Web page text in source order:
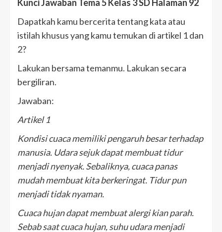
Kunci Jawaban Tema 5 Kelas 3 SD Halaman 92
Dapatkah kamu bercerita tentang kata atau
istilah khusus yang kamu temukan di artikel 1 dan
2?
Lakukan bersama temanmu. Lakukan secara
bergiliran.
Jawaban:
Artikel 1
Kondisi cuaca memiliki pengaruh besar terhadap
manusia. Udara sejuk dapat membuat tidur
menjadi nyenyak. Sebaliknya, cuaca panas
mudah membuat kita berkeringat. Tidur pun
menjadi tidak nyaman.
Cuaca hujan dapat membuat alergi kian parah.
Sebab saat cuaca hujan, suhu udara menjadi